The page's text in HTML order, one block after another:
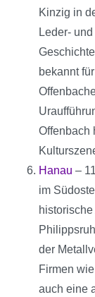
Kinzig in
Leder-
bekannt
Offenbach
Hanau –
im
der
Firmen
auch eine